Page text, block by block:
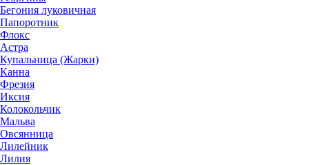
Бегония луковичная
Папоротник
Флокс
Астра
Купальница (Жарки)
Канна
Фрезия
Иксия
Колокольчик
Мальва
Овсянница
Лилейник
Лилия